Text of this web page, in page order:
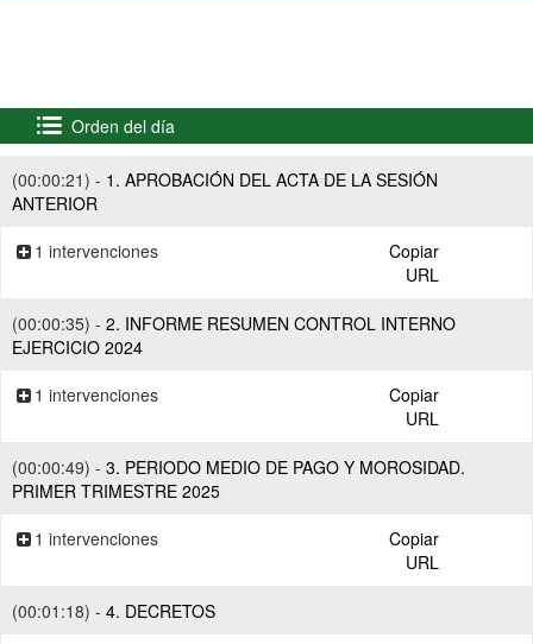
Orden del día
(00:00:21) - 1. APROBACIÓN DEL ACTA DE LA SESIÓN
ANTERIOR
1 intervenciones
Copiar
URL
(00:00:35) - 2. INFORME RESUMEN CONTROL INTERNO
EJERCICIO 2024
1 intervenciones
Copiar
URL
(00:00:49) - 3. PERIODO MEDIO DE PAGO Y MOROSIDAD.
PRIMER TRIMESTRE 2025
1 intervenciones
Copiar
URL
(00:01:18) - 4. DECRETOS